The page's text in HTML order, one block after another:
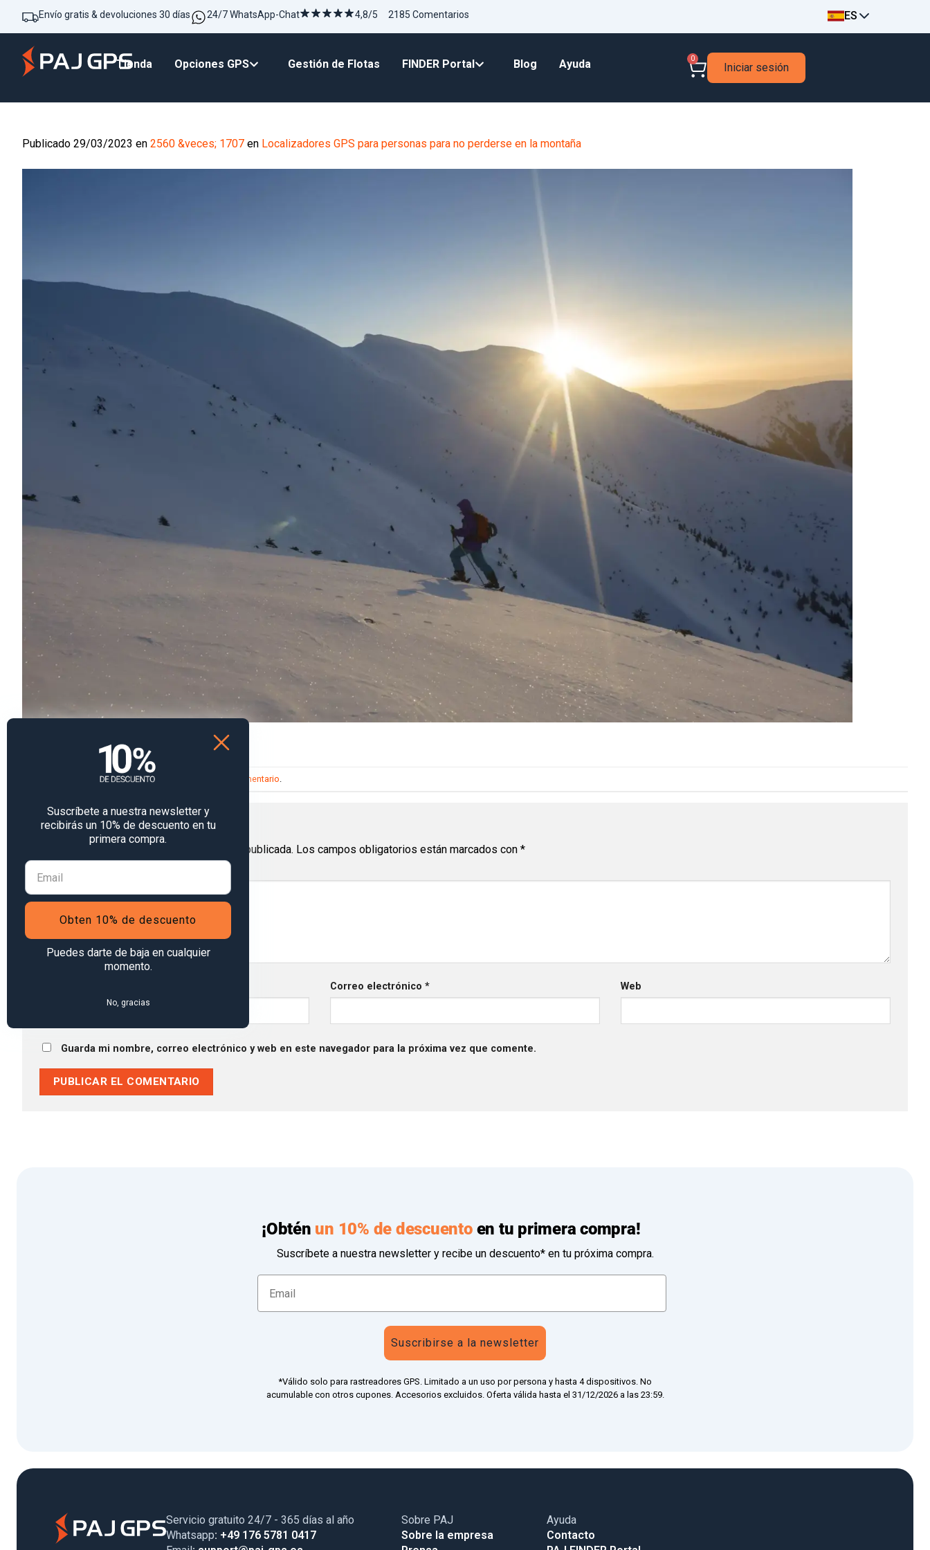
Envío gratis & devoluciones 30 días 24/7 WhatsApp-Chat 4,8/5 2185 Comentarios ES
Tienda Opciones GPS Gestión de Flotas FINDER Portal Blog Ayuda 0
Iniciar sesión
Publicado 29/03/2023 en 2560 &veces; 1707 en Localizadores GPS para personas para no perderse en la montaña
Trackbacks están cerrados, pero puedes publicar un comentario
Deja una respuesta
Tu dirección de correo electrónico no será publicada. Los campos obligatorios están marcados con *
Correo electrónico * Web
Guarda mi nombre, correo electrónico y web en este navegador para la próxima vez que comente.
¡Obtén un 10% de descuentoen tu primera compra!
Suscríbete a nuestra newsletter y recibe un descuento* en tu próxima compra.
Suscribirse a la newsletter
*Válido solo para rastreadores GPS. Limitado a un uso por persona y hasta 4 dispositivos. No
acumulable con otros cupones. Accesorios excluidos. Oferta válida hasta el 31/12/2026 a las 23:59.
Servicio gratuito 24/7 - 365 días al año
Whatsapp: +49 176 5781 0417
Sobre PAJ
Sobre la empresa
Ayuda
Contacto
Suscríbete a nuestra newsletter y
recibirás un 10% de descuento en tu
primera compra.
Obten 10% de descuento
Puedes darte de baja en cualquier
momento.
No, gracias